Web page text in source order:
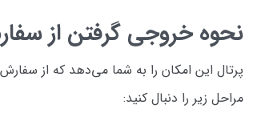
نحوه خروجی گرفتن از
پرتال این امکان را به شما می‌دهد که از
مراحل زیر را دنبال کنید: